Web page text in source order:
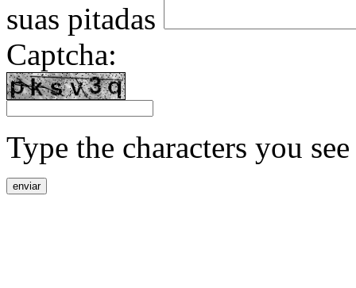
suas pitadas
Captcha:
Type the characters you